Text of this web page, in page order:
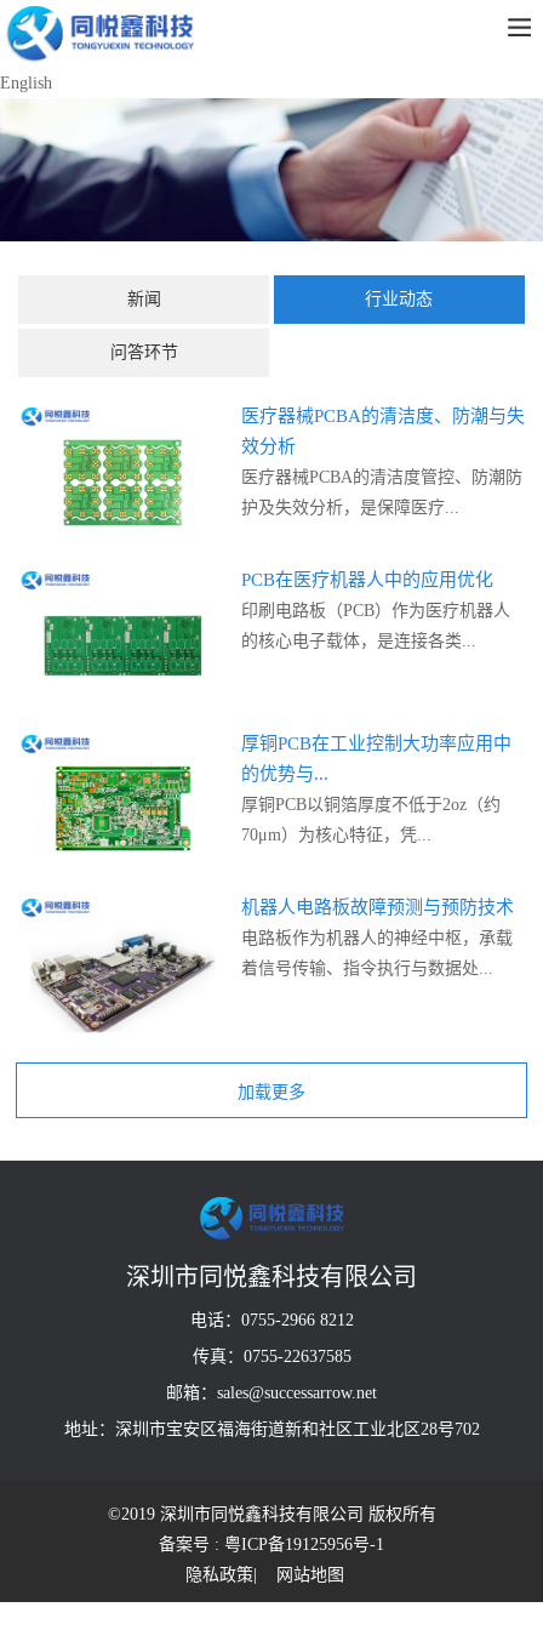
English
新闻 行业动态
问答环节
医疗器械PCBA的清洁度、防潮与失
效分析
医疗器械PCBA的清洁度管控、防潮防
护及失效分析，是保障医疗...
PCB在医疗机器人中的应用优化
印刷电路板（PCB）作为医疗机器人
的核心电子载体，是连接各类...
厚铜PCB在工业控制大功率应用中
的优势与...
厚铜PCB以铜箔厚度不低于2oz（约
70μm）为核心特征，凭...
机器人电路板故障预测与预防技术
电路板作为机器人的神经中枢，承载
着信号传输、指令执行与数据处...
深圳市同悦鑫科技有限公司
电话：0755-2966 8212
传真：0755-22637585
邮箱：sales@successarrow.net
地址：深圳市宝安区福海街道新和社区工业北区28号702
©2019 深圳市同悦鑫科技有限公司 版权所有
备案号 : 粤ICP备19125956号-1
| 网站地图
隐私政策